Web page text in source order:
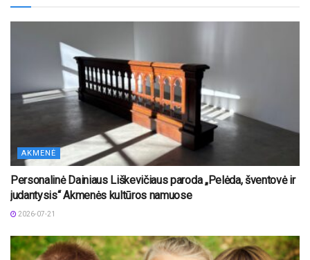
AKMENĖ
Personalinė Dainiaus Liškevičiaus paroda „Pelėda, šventovė ir
judantysis“ Akmenės kultūros namuose
2026-07-21